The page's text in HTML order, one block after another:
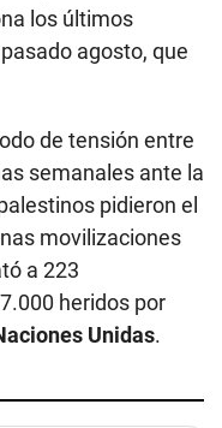
los últimos
agosto, que
de tensión entre
semanales ante la
pidieron el
movilizaciones
a 223
heridos por
Unidas.